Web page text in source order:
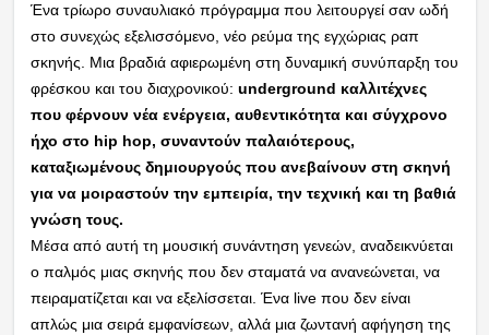
Ένα τρίωρο συναυλιακό πρόγραμμα που λειτουργεί σαν ωδή
στο συνεχώς εξελισσόμενο, νέο ρεύμα της εγχώριας ραπ
σκηνής. Μια βραδιά αφιερωμένη στη δυναμική συνύπαρξη του
φρέσκου και του διαχρονικού: underground καλλιτέχνες
που φέρνουν νέα ενέργεια, αυθεντικότητα και σύγχρονο
ήχο στο hip hop, συναντούν παλαιότερους,
καταξιωμένους δημιουργούς που ανεβαίνουν στη σκηνή
για να μοιραστούν την εμπειρία, την τεχνική και τη βαθιά
γνώση τους.
Μέσα από αυτή τη μουσική συνάντηση γενεών, αναδεικνύεται
ο παλμός μιας σκηνής που δεν σταματά να ανανεώνεται, να
πειραματίζεται και να εξελίσσεται. Ένα live που δεν είναι
απλώς μια σειρά εμφανίσεων, αλλά μια ζωντανή αφήγηση της